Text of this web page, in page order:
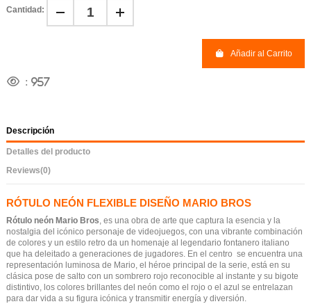
Cantidad:
Añadir al Carrito
: 957
Descripción
Detalles del producto
Reviews(0)
RÓTULO NEÓN FLEXIBLE DISEÑO MARIO BROS
Rótulo neón Mario Bros , es una obra de arte que captura la esencia y la
nostalgia del icónico personaje de videojuegos, con una vibrante combinación
de colores y un estilo retro da un homenaje al legendario fontanero italiano
que ha deleitado a generaciones de jugadores. En el centro se encuentra una
representación luminosa de Mario, el héroe principal de la serie, está en su
clásica pose de salto con un sombrero rojo reconocible al instante y su bigote
distintivo, los colores brillantes del neón como el rojo o el azul se entrelazan
para dar vida a su figura icónica y transmitir energía y diversión.